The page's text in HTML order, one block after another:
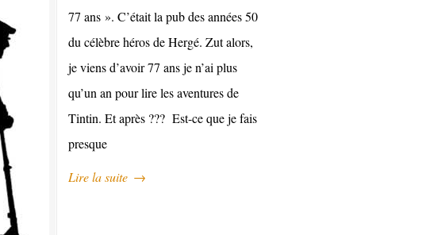
77 ans ». C’était la pub des années 50
du célèbre héros de Hergé. Zut alors,
je viens d’avoir 77 ans je n’ai plus
qu’un an pour lire les aventures de
Tintin. Et après ??? Est-ce que je fais
presque
Lire la suite →